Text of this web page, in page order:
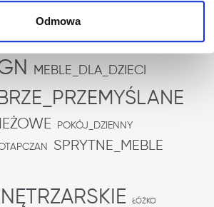
Odmowa
MEBLE_DLA_DZIECI
POKÓJ_DZIENNY
SPRYTNE_MEBLE
ŁÓŻKO